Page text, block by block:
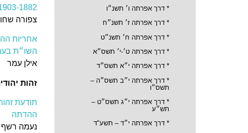
* דרך אפרתה ו׳ תשנ״ו
* דרך אפרתה ז׳ תשנ״ח
* דרך אפרתה ח׳ תשנ״ט
* דרך אפרתה ט׳-י׳ תשס״א
* דרך אפרתה י״א תשס״ד
* דרך אפרתה י״ב תשס״ה –
תשס״ו
* דרך אפרתה י״ג תשס״ט –
תש״ע
* דרך אפרתה י״ד – תשע"ד
1882
צפורה
אחריות
השו״ת
אילן עמר
זהות
תודעת
ההדתה
נעמה רשף